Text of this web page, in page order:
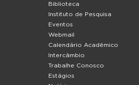
Biblioteca
Instituto de Pesquisa
Eventos
Webmail
Calendário Acadêmico
Intercâmbio
Trabalhe Conosco
Estágios